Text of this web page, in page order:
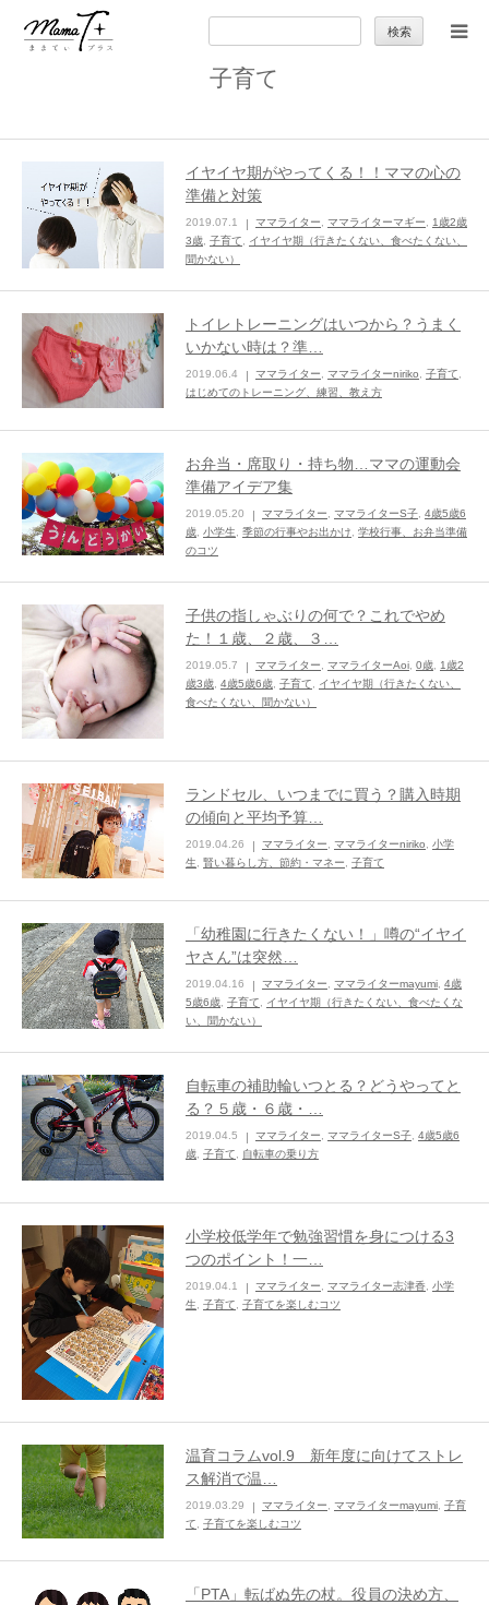
索:
子育て
イヤイヤ期がやってくる！！ママの心の
準備と対策
2019.07.1 ママライター ママライターマギー
1歳2歳
3歳 子育て
イヤイヤ期（行きたくない、食べたくない、
聞かない）
トイレトレーニングはいつから？うまく
いかない時は？準…
2019.06.4 ママライター ママライターniriko 子育て
はじめてのトレーニング、練習、教え方
お弁当・席取り・持ち物…ママの運動会
準備アイデア集
2019.05.20 ママライター ママライターS子 4歳5歳6
歳 小学生 季節の行事やお出かけ
学校行事、お弁当準備
のコツ
子供の指しゃぶりの何で？これでやめ
た！１歳、２歳、３…
2019.05.7 ママライター ママライターAoi 0歳
1歳2
歳3歳 4歳5歳6歳 子育て
イヤイヤ期（行きたくない、
食べたくない、聞かない）
ランドセル、いつまでに買う？購入時期
の傾向と平均予算…
2019.04.26 ママライター ママライターniriko
小学
生
賢い暮らし方、節約・マネー 子育て
「幼稚園に行きたくない！」噂の“イヤイ
ヤさん”は突然…
2019.04.16 ママライター ママライターmayumi 4歳
5歳6歳 子育て
イヤイヤ期（行きたくない、食べたくな
い、聞かない）
自転車の補助輪いつとる？どうやってと
る？５歳・６歳・…
2019.04.5 ママライター ママライターS子 4歳5歳6
歳 子育て 自転車の乗り方
小学校低学年で勉強習慣を身につける3
つのポイント！一…
2019.04.1 ママライター ママライター志津香
小学
生
子育て 子育てを楽しむコツ
温育コラムvol.9 新年度に向けてストレ
ス解消で温…
2019.03.29 ママライター ママライターmayumi 子育
て
子育てを楽しむコツ
「PTA」転ばぬ先の杖。役員の決め方、
セカンドキャリア
子育て
季節の行事やお出かけ
特集
ままてぃ編集部